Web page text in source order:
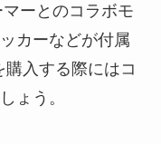
ーとのコラボモ
カーなどが付属
入する際にはコ
ょう。